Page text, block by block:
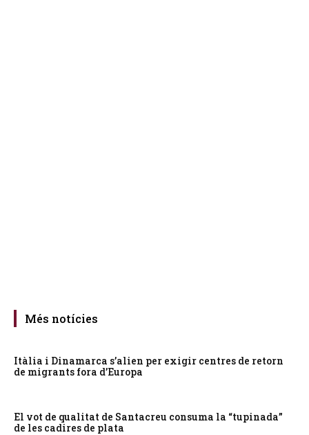
Més notícies
Itàlia i Dinamarca s’alien per exigir centres de retorn
de migrants fora d’Europa
El vot de qualitat de Santacreu consuma la “tupinada”
de les cadires de plata